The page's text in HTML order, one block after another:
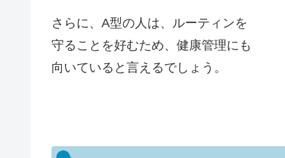
さらに、A型の人は、ルーティンを
守ることを好むため、健康管理にも
向いていると言えるでしょう。